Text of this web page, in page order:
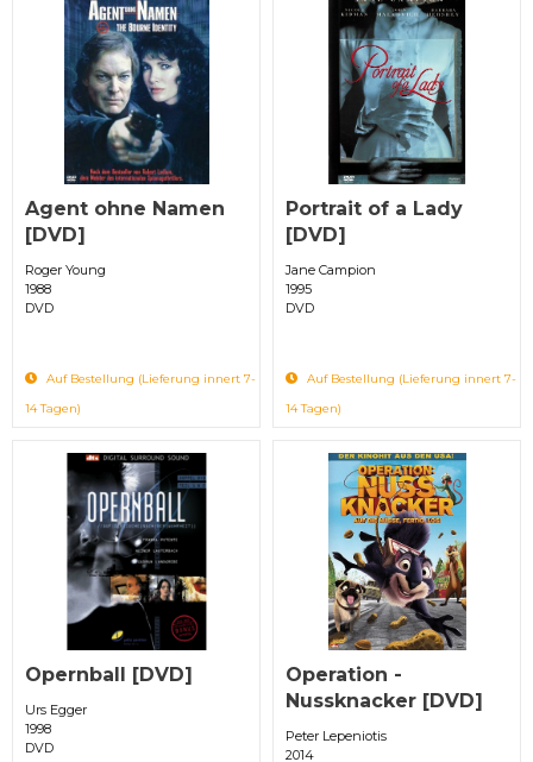
Agent ohne Namen
[DVD]
Roger Young
1988
DVD
Auf Bestellung (Lieferung innert 7-
14 Tagen)
Portrait of a Lady
[DVD]
Jane Campion
1995
DVD
Auf Bestellung (Lieferung innert 7-
14 Tagen)
Opernball [DVD]
Urs Egger
1998
DVD
Operation -
Nussknacker [DVD]
Peter Lepeniotis
2014